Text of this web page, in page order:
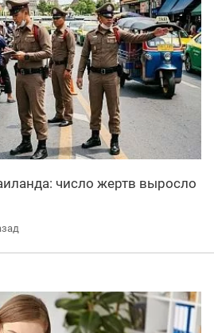
число жертв выросло